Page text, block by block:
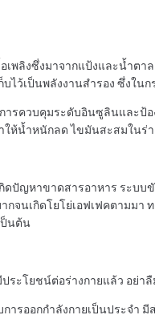
เพลิงซึ่งมาจากแป้งและน้ำต
ไว้เป็นพลังงานสำรอง ซึ่งใน
ารควบคุมระดับอินซูลินและป้
ให้น้ำหนักลด ไขมันสะสมในร่า
ดปัญหาขาดสารอาหาร ระบ
กจนเกิดโยโย่เอฟเฟคตามม
นต้น
ระโยชน์ต่อร่างกายแล้ว อย่
การออกกำลังกายเป็นประจ